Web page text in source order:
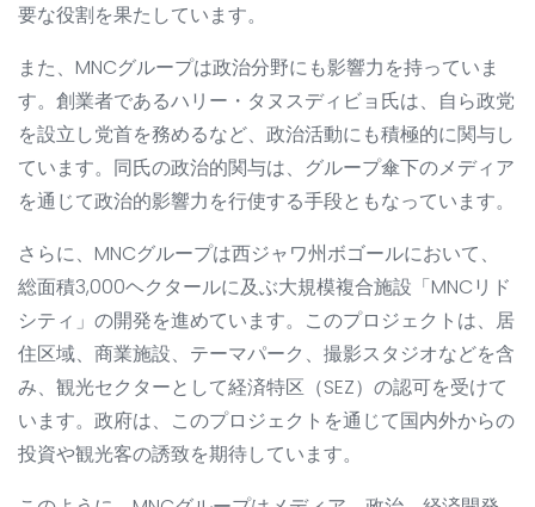
要な役割を果たしています。
また、MNCグループは政治分野にも影響力を持っていま
す。創業者であるハリー・タヌスディビョ氏は、自ら政党
を設立し党首を務めるなど、政治活動にも積極的に関与し
ています。同氏の政治的関与は、グループ傘下のメディア
を通じて政治的影響力を行使する手段ともなっています。
さらに、MNCグループは西ジャワ州ボゴールにおいて、
総面積3,000ヘクタールに及ぶ大規模複合施設「MNCリド
シティ」の開発を進めています。このプロジェクトは、居
住区域、商業施設、テーマパーク、撮影スタジオなどを含
み、観光セクターとして経済特区（SEZ）の認可を受けて
います。政府は、このプロジェクトを通じて国内外からの
投資や観光客の誘致を期待しています。